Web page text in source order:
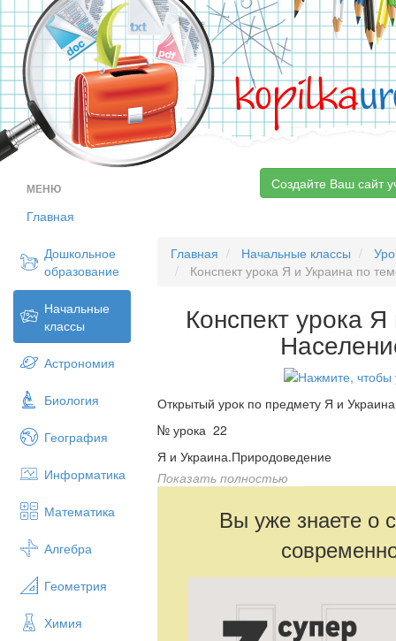
kopilka
МЕНЮ
Главная
Дошкольное
образование
Начальные
классы
Астрономия
Биология
География
Информатика
Математика
Алгебра
Геометрия
Химия
Создайте Ваш сайт
Главная Начальные классы
Конспект урока Я и Украина по
Конспект урока
Открытый урок по предмету Я и
№ урока 22 Дата 12
Я и Украина.Природоведение
Тема. Население Украины
Цель: сформировать у учащихся
продолжать учить работать с картой
познавательный интерес; воспитывать
I.Организационный момент
Показать полностью
Вы уже знаете о